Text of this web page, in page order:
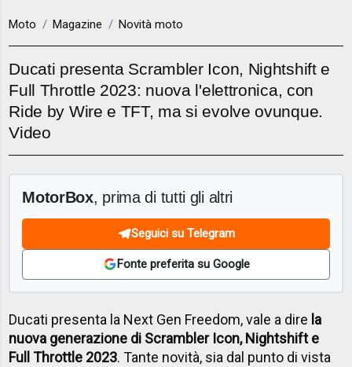
Moto Magazine Novità moto
Ducati presenta Scrambler Icon, Nightshift e
Full Throttle 2023: nuova l'elettronica, con
Ride by Wire e TFT, ma si evolve ovunque.
Video
MotorBox, prima di tutti gli altri
Seguici su Telegram
Fonte preferita su Google
Ducati presenta la Next Gen Freedom, vale a dire la
nuova generazione di Scrambler Icon, Nightshift e
Full Throttle 2023. Tante novità, sia dal punto di vista